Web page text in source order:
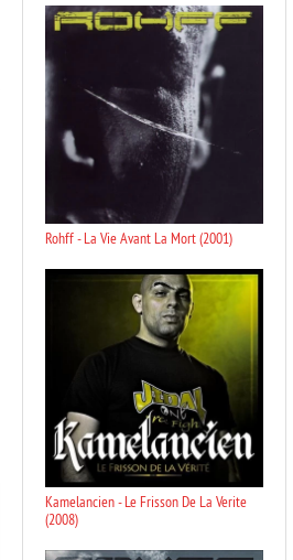
Rohff - La Vie Avant La Mort (2001)
Kamelancien - Le Frisson De La Verite
(2008)